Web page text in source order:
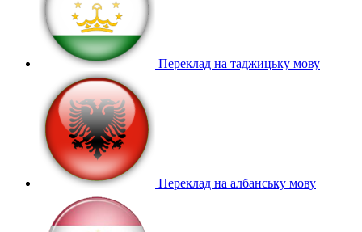
Переклад на таджицьку мову
Переклад на албанську мову